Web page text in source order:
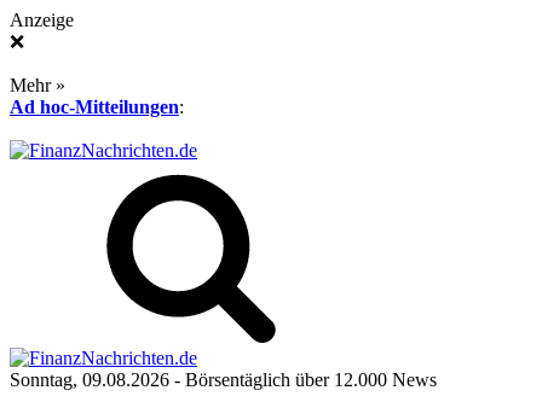
Anzeige
❌
Mehr »
Ad hoc-Mitteilungen:
Sonntag, 09.08.2026 - Börsentäglich über 12.000 News